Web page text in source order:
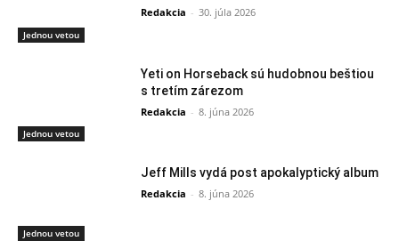
Jednou vetou
Redakcia - 30. júla 2026
Jednou vetou
Yeti on Horseback sú hudobnou beštiou
s tretím zárezom
Redakcia - 8. júna 2026
Jednou vetou
Jeff Mills vydá post apokalyptický album
Redakcia - 8. júna 2026